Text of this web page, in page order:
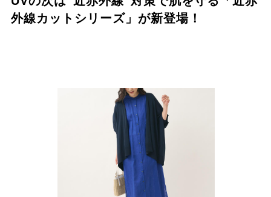
外線カットシリーズ」が新登場！